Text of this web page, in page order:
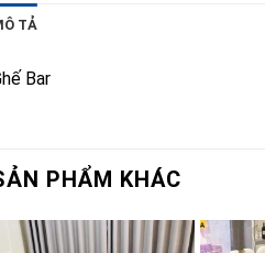
TẢ
Bar
PHẨM KHÁC